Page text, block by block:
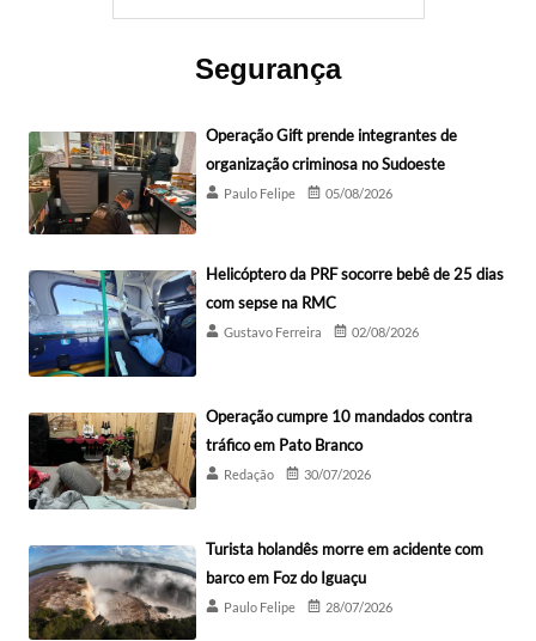
Segurança
Operação Gift prende integrantes de
organização criminosa no Sudoeste
Paulo Felipe 05/08/2026
Helicóptero da PRF socorre bebê de 25 dias
com sepse na RMC
Gustavo Ferreira 02/08/2026
Operação cumpre 10 mandados contra
tráfico em Pato Branco
Redação 30/07/2026
Turista holandês morre em acidente com
barco em Foz do Iguaçu
Paulo Felipe 28/07/2026